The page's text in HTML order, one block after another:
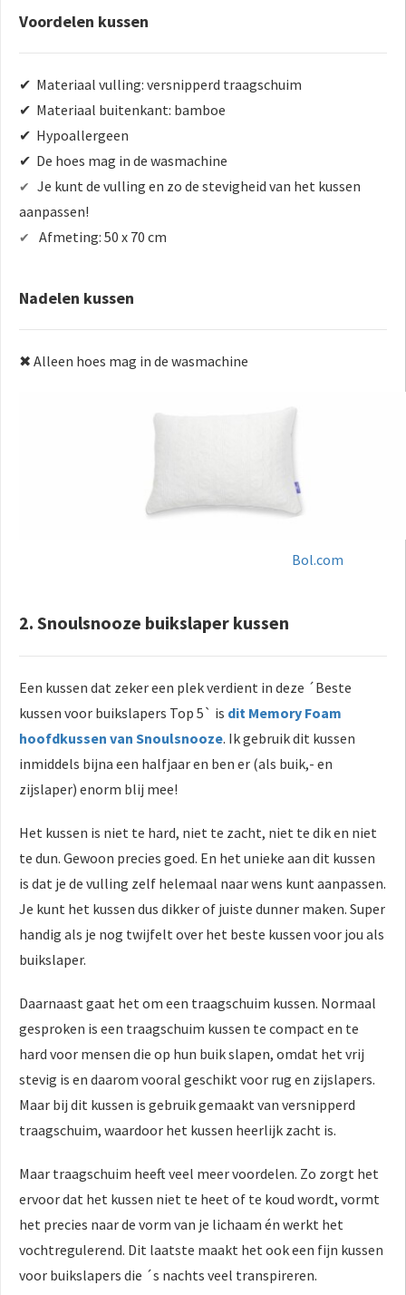
Voordelen kussen
✔ Materiaal vulling: versnipperd traagschuim
✔ Materiaal buitenkant: bamboe
✔ Hypoallergeen
✔ De hoes mag in de wasmachine
✔ Je kunt de vulling en zo de stevigheid van het kussen
aanpassen!
✔ Afmeting: 50 x 70 cm
Nadelen kussen
✖ Alleen hoes mag in de wasmachine
Bol.com
2. Snoulsnooze buikslaper kussen
Een kussen dat zeker een plek verdient in deze ´Beste
kussen voor buikslapers Top 5` is dit Memory Foam
hoofdkussen van Snoulsnooze. Ik gebruik dit kussen
inmiddels bijna een halfjaar en ben er (als buik,- en
zijslaper) enorm blij mee!
Het kussen is niet te hard, niet te zacht, niet te dik en niet
te dun. Gewoon precies goed. En het unieke aan dit kussen
is dat je de vulling zelf helemaal naar wens kunt aanpassen.
Je kunt het kussen dus dikker of juiste dunner maken. Super
handig als je nog twijfelt over het beste kussen voor jou als
buikslaper.
Daarnaast gaat het om een traagschuim kussen. Normaal
gesproken is een traagschuim kussen te compact en te
hard voor mensen die op hun buik slapen, omdat het vrij
stevig is en daarom vooral geschikt voor rug en zijslapers.
Maar bij dit kussen is gebruik gemaakt van versnipperd
traagschuim, waardoor het kussen heerlijk zacht is.
Maar traagschuim heeft veel meer voordelen. Zo zorgt het
ervoor dat het kussen niet te heet of te koud wordt, vormt
het precies naar de vorm van je lichaam én werkt het
vochtregulerend. Dit laatste maakt het ook een fijn kussen
voor buikslapers die ´s nachts veel transpireren.